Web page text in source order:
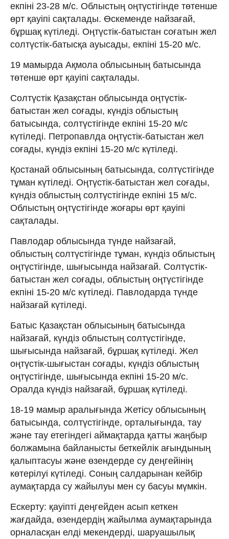
екпіні 23-28 м/с. Облыстың оңтүстігінде төтенше
өрт қауіпі сақталады. Өскеменде найзағай,
бұршақ күтіледі. Оңтүстік-батыстан соғатын жел
солтүстік-батысқа ауысады, екпіні 15-20 м/с.
19 мамырда Ақмола облысының батысында
төтенше өрт қауіпі сақталады.
Солтүстік Қазақстан облысында оңтүстік-
батыстан жел соғады, күндіз облыстың
батысында, солтүстігінде екпіні 15-20 м/с
күтіледі. Петропавлда оңтүстік-батыстан жел
соғады, күндіз екпіні 15-20 м/с күтіледі.
Қостанай облысының батысында, солтүстігінде
тұман күтіледі. Оңтүстік-батыстан жел соғады,
күндіз облыстың солтүстігінде екпіні 15 м/с.
Облыстың оңтүстігінде жоғары өрт қауіпі
сақталады.
Павлодар облысында түнде найзағай,
облыстың солтүстігінде тұман, күндіз облыстың
оңтүстігінде, шығысында найзағай. Солтүстік-
батыстан жел соғады, облыстың оңтүстігінде
екпіні 15-20 м/с күтіледі. Павлодарда түнде
найзағай күтіледі.
Батыс Қазақстан облысының батысында
найзағай, күндіз облыстың солтүстігінде,
шығысында найзағай, бұршақ күтіледі. Жел
оңтүстік-шығыстан соғады, күндіз облыстың
оңтүстігінде, шығысында екпіні 15-20 м/с.
Оралда күндіз найзағай, бұршақ күтіледі.
18-19 мамыр аралығында Жетісу облысының
батысында, солтүстігінде, орталығында, тау
және тау етегіндегі аймақтарда қатты жаңбыр
болжамына байланысты беткейлік ағындының
қалыптасуы және өзендерде су деңгейінің
көтерілуі күтіледі. Соның салдарынан кейбір
аумақтарда су жайылуы мен су басуы мүмкін.
Ескерту: қауіпті деңгейден асып кеткен
жағдайда, өзендердің жайылма аумақтарында
орналасқан елді мекендерді, шаруашылық